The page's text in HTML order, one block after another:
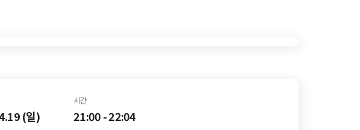
(일)
시간
21:00 - 22:04